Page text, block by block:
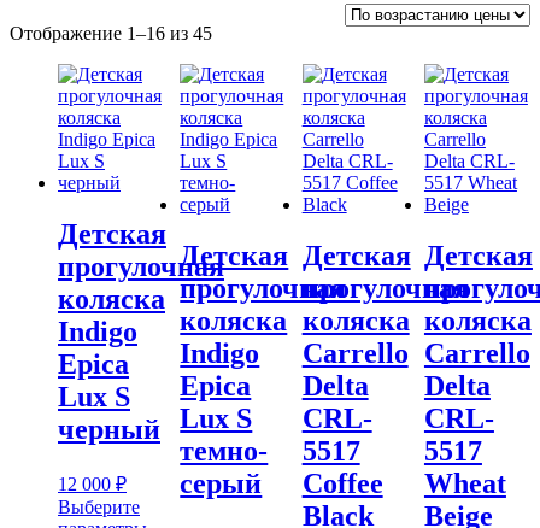
Отображение 1–16 из 45Цены:
возрастанию
Детская
прогулочная
коляска
Indigo
Epica
Lux S
черный
12 000 ₽
Выберите
Детская
прогулочная
коляска
Indigo
Epica
Lux S
темно-
серый
Детская
прогулочная
коляска
Carrello
Delta
CRL-
5517
Coffee
Black
Детская
коляска
Carrello
Delta
CRL-
5517
Wheat
Beige